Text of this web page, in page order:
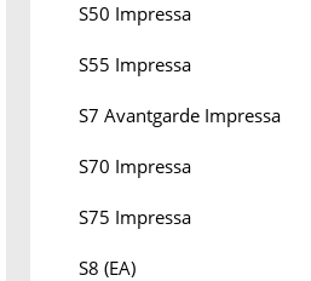
S50 Impressa
S55 Impressa
S7 Avantgarde Impressa
S70 Impressa
S75 Impressa
S8 (EA)